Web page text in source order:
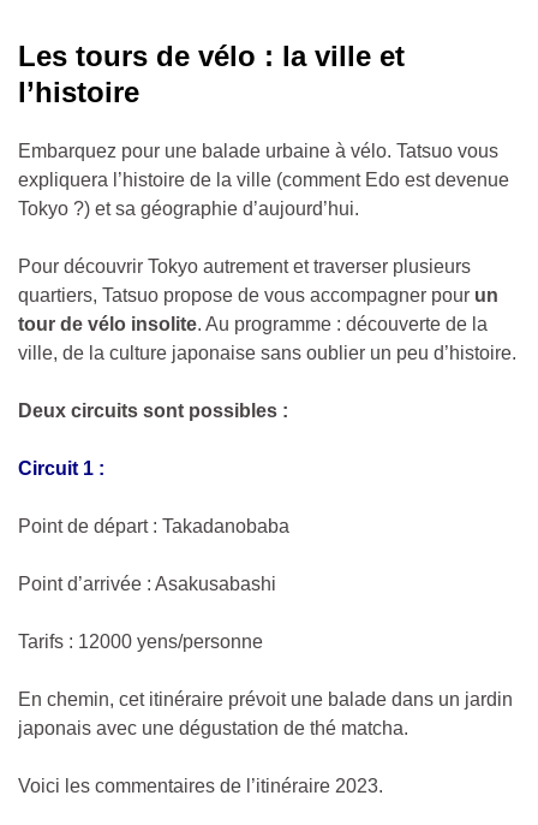
Les tours de vélo : la ville et
l’histoire
Embarquez pour une balade urbaine à vélo. Tatsuo vous
expliquera l’histoire de la ville (comment Edo est devenue
Tokyo ?) et sa géographie d’aujourd’hui.
Pour découvrir Tokyo autrement et traverser plusieurs
quartiers, Tatsuo propose de vous accompagner pour un
tour de vélo insolite. Au programme : découverte de la
ville, de la culture japonaise sans oublier un peu d’histoire.
Deux circuits sont possibles :
Circuit 1 :
Point de départ : Takadanobaba
Point d’arrivée : Asakusabashi
Tarifs : 12000 yens/personne
En chemin, cet itinéraire prévoit une balade dans un jardin
japonais avec une dégustation de thé matcha.
Voici les commentaires de l’itinéraire 2023.